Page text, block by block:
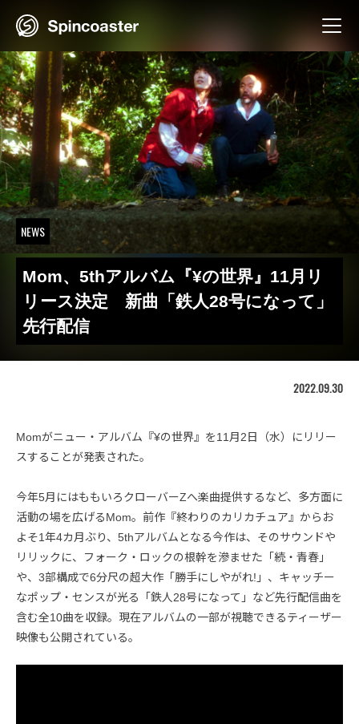
NEWS
Mom、5thアルバム『¥の世界』11月リ
リース決定 新曲「鉄人28号になって」
先行配信
2022.09.30
Momがニュー・アルバム『¥の世界』を11月2日（水）にリリー
スすることが発表された。
今年5月にはももいろクローバーZへ楽曲提供するなど、多方面に
活動の場を広げるMom。前作『終わりのカリカチュア』からお
よそ1年4カ月ぶり、5thアルバムとなる今作は、そのサウンドや
リリックに、フォーク・ロックの根幹を滲ませた「続・青春」
や、3部構成で6分尺の超大作「勝手にしやがれ!」、キャッチー
なポップ・センスが光る「鉄人28号になって」など先行配信曲を
含む全10曲を収録。現在アルバムの一部が視聴できるティーザー
映像も公開されている。